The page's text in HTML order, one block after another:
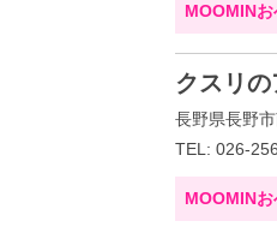
MOOMIN
クスリ
長野県長野
TEL: 026-
MOOMIN